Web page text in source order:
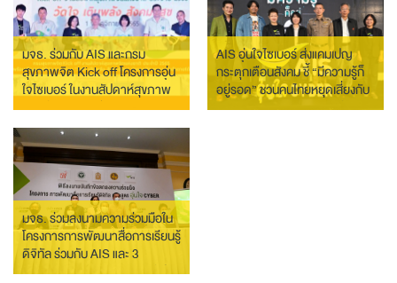
มจธ. ร่วมกับ AIS และกรม
สุขภาพจิต Kick off โครงการอุ่น
ใจไซเบอร์ ในงานสัปดาห์สุขภาพ
จิตแห่งชาติ ประจำปี 2565
AIS อุ่นใจไซเบอร์ ส่งแคมเปญ
กระตุกเตือนสังคม ชี้ “มีความรู้ก็
อยู่รอด” ชวนคนไทยหยุดเสี่ยงกับ
ทุกภัยไซเบอร์ เรียนรู้ทักษะสู่
มจธ. ร่วมลงนามความร่วมมือใน
โครงการการพัฒนาสื่อการเรียนรู้
ดิจิทัล ร่วมกับ AIS และ 3
กระทรวง เปิดตัว “หลักสูตรอุ่นใจ